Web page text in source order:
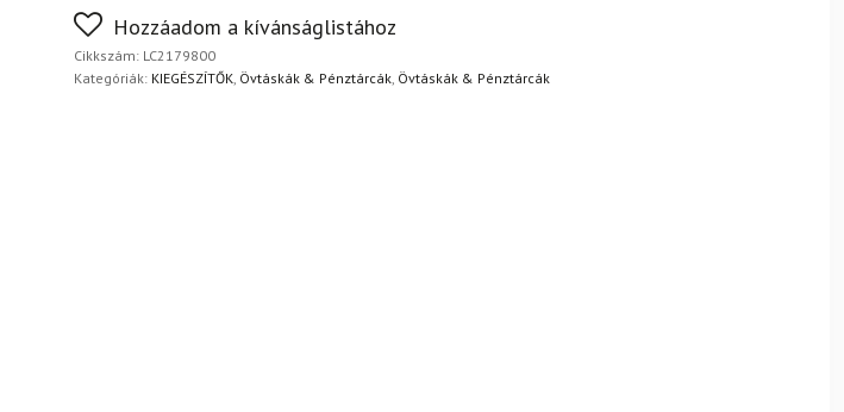
FoxPost
Nem biztos a választásában? Semmi gond – a terméket egyszerűen visszaküldheti 14
napon belül, indoklás nélkül.
Hozzáadom a kívánságlistához
Cikkszám: LC2179800
Kategóriák: KIEGÉSZÍTŐK, Övtáskák & Pénztárcák, Övtáskák & Pénztárcák